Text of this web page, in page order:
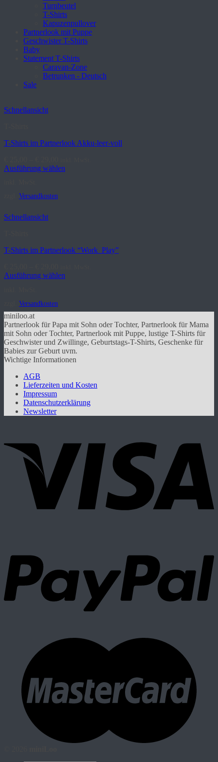
Turnbeutel
T-Shirts
Kapuzenpullover
Partnerlook mit Puppe
Geschwister T-Shirts
Baby
Statement T-Shirts
Caravan-Zone
Betrunken - Deutsch
Sale
Schnellansicht
T-Shirts im Partnerlook Akku-leer-voll
Ausführung wählen
weist
auf.
können
auf
Produktseite
gewählt
Versandkosten
Schnellansicht
T-Shirts im Partnerlook “Work_Play”
Ausführung wählen
weist
mehrere
Varianten
auf.
Die
Optionen
können
auf
Produktseite
gewählt
werden
Versandkosten
miniloo.at
Partnerlook für Papa mit Sohn oder Tochter, Partnerlook für Mama
mit Sohn oder Tochter, Partnerlook mit Puppe, lustige T-Shirts für
Geschwister und Zwillinge, Geburtstags-T-Shirts, Geschenke für
Babies zur Geburt uvm.
Wichtige Informationen
AGB
Lieferzeiten und Kosten
Impressum
Datenschutzerklärung
Newsletter